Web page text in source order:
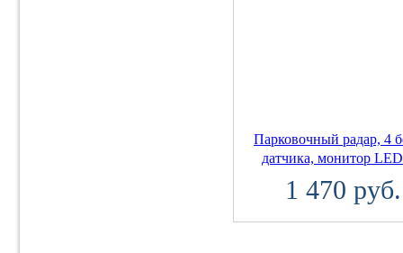
Парковочный радар, 4
датчика, монитор
1 470 руб.